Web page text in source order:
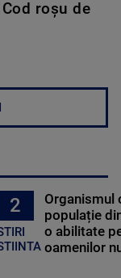
roşu de
2
Organismul
populație
o abilitate
oamenilor